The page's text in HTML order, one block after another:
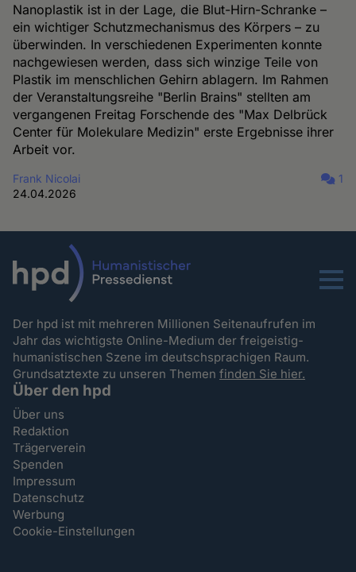
Nanoplastik ist in der Lage, die Blut-Hirn-Schranke –
ein wichtiger Schutzmechanismus des Körpers – zu
überwinden. In verschiedenen Experimenten konnte
nachgewiesen werden, dass sich winzige Teile von
Plastik im menschlichen Gehirn ablagern. Im Rahmen
der Veranstaltungsreihe "Berlin Brains" stellten am
vergangenen Freitag Forschende des "Max Delbrück
Center für Molekulare Medizin" erste Ergebnisse ihrer
Arbeit vor.
Frank Nicolai
24.04.2026
1
Menu
Der hpd ist mit mehreren Millionen Seitenaufrufen im
Jahr das wichtigste Online-Medium der freigeistig-
humanistischen Szene im deutschsprachigen Raum.
Grundsatztexte zu unseren Themenfinden Sie hier.
Über den hpd
Über uns
Redaktion
Trägerverein
Spenden
Impressum
Datenschutz
Werbung
Cookie-Einstellungen